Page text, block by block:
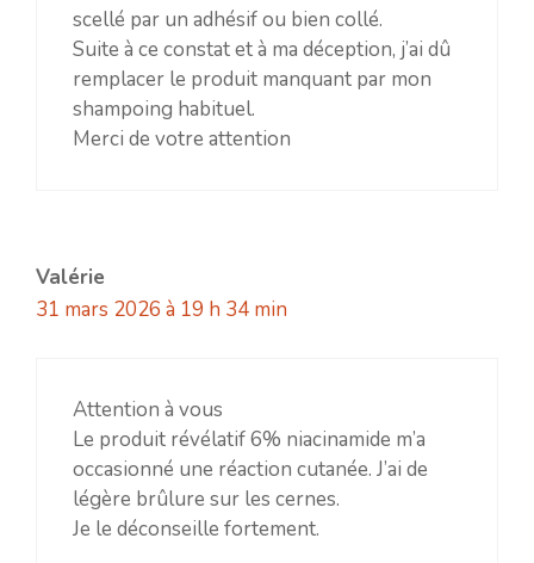
scellé par un adhésif ou bien collé.
Suite à ce constat et à ma déception, j’ai dû
remplacer le produit manquant par mon
shampoing habituel.
Merci de votre attention
Valérie
31 mars 2026 à 19 h 34 min
Attention à vous
Le produit révélatif 6% niacinamide m’a
occasionné une réaction cutanée. J’ai de
légère brûlure sur les cernes.
Je le déconseille fortement.